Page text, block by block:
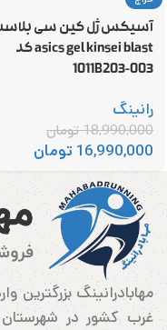
آسیکس ژل کین سی
asics gel kinsei blast کد
1011B203-003
رانینگ
18,990,000تومان
16,990,000 تومان
مهابادرانینگ بزرگترین
غرب کشور در شهرستان